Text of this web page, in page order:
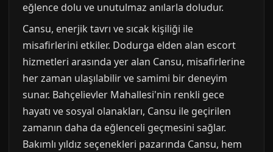
eğlence dolu ve unutulmaz anılarla doludur.
Cansu, enerjik tavrı ve sıcak kişiliği ile
misafirlerini etkiler. Dodurga elden alan escort
hizmetleri arasında yer alan Cansu, misafirlerine
her zaman ulaşılabilir ve samimi bir deneyim
sunar. Bahçelievler Mahallesi'nin renkli gece
hayatı ve sosyal olanakları, Cansu ile geçirilen
zamanın daha da eğlenceli geçmesini sağlar.
Bakımlı yıldız seçenekleri pazarında Cansu, hem